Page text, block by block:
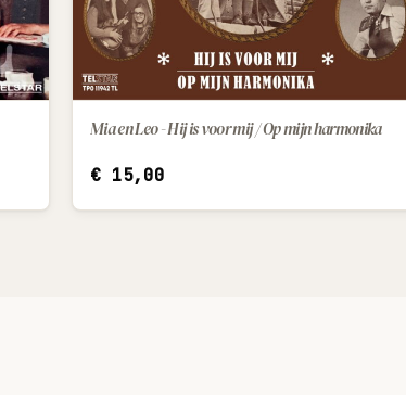
IN WINKELWAGEN
Mia en Leo - Hij is voor mij / Op mijn harmonika
€15,00